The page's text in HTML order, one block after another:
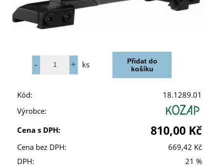
ks
Kód:
18.1289.01
Výrobce:
Cena s DPH:
810,00 Kč
Cena bez DPH:
669,42 Kč
DPH:
21 %